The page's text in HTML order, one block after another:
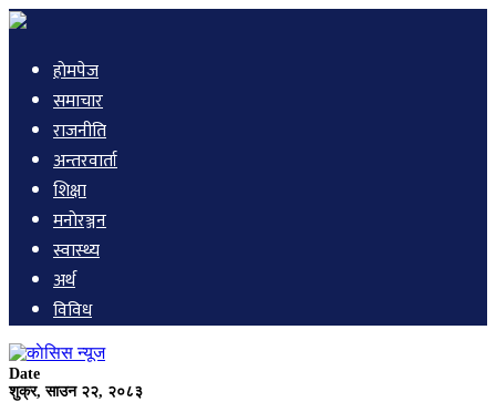
हाेमपेज
समाचार
राजनीति
अन्तरवार्ता
शिक्षा
मनाेरञ्जन
स्वास्थ्य
अर्थ
विविध
Date
शुक्र, साउन २२, २०८३